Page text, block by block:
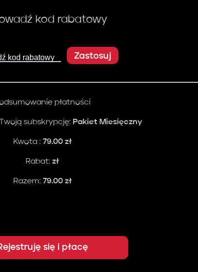
kod rabatowy
kod rabatowy Zastosuj
płatności
subskrypcję: Pakiet Miesięczny
Kwota : 79.00 zł
Rabat: zł
Razem: 79.00 zł
się i płacę